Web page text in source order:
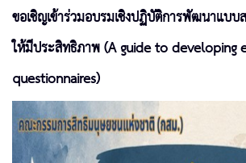
ขอเชิญเข้าร่วมอบรมเชิงปฏิบัติการพัฒนาแบ
ให้มีประสิทธิภาพ (A guide to developing
questionnaires)